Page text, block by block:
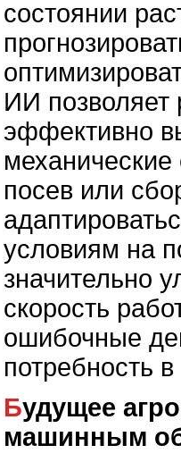
состоянии
ИИ позволяет
эффективно
механические
посев или
условиям на
значительно
скорость
ошибочные
потребность
Будущее агророботики с ИИ и
машинным